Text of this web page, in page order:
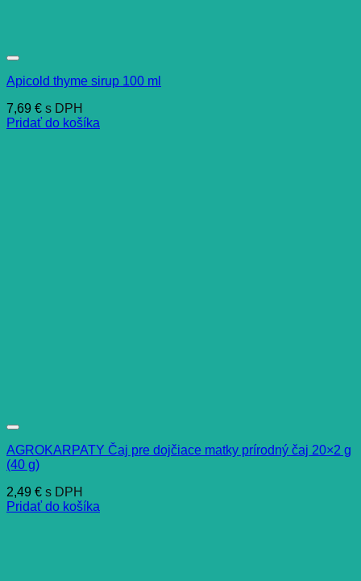
Apicold thyme sirup 100 ml
7,69 € s DPH
Pridať do košíka
AGROKARPATY Čaj pre dojčiace matky prírodný čaj 20×2 g
(40 g)
2,49 € s DPH
Pridať do košíka